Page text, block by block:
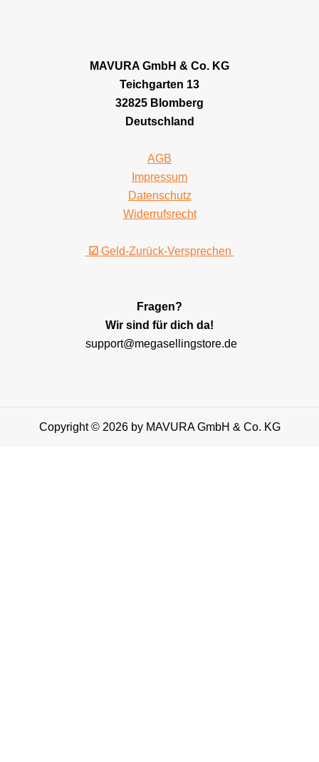
MAVURA GmbH & Co. KG
Teichgarten 13
32825 Blomberg
Deutschland
AGB
Impressum
Datenschutz
Widerrufsrecht
☑ Geld-Zurück-Versprechen
Fragen?
Wir sind für dich da!
support@megasellingstore.de
Copyright © 2026 by MAVURA GmbH & Co. KG